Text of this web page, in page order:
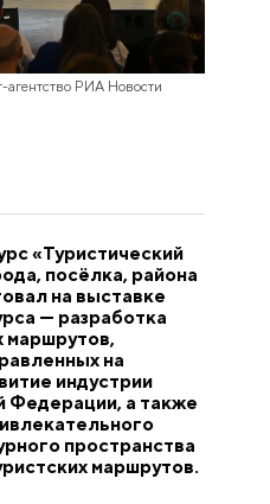
РИА Новости
«Туристический
посёлка, района
на выставке
— разработка
маршрутов,
на
индустрии
Федерации, а также
пространства
маршрутов.